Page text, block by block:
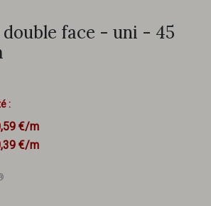
double face - uni - 45
:
€/m
€/m